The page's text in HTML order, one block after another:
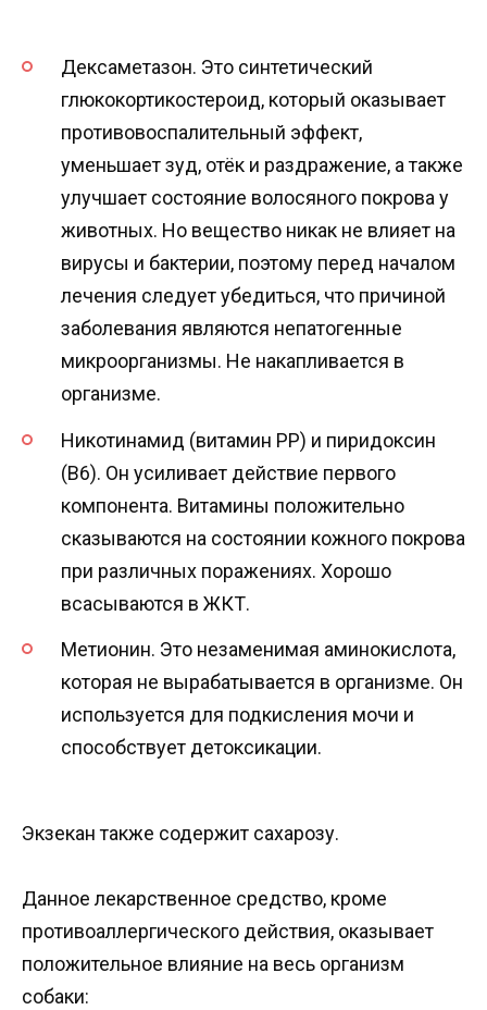
Дексаметазон. Это синтетический
глюкокортикостероид, который оказывает
противовоспалительный эффект,
уменьшает зуд, отёк и раздражение, а также
улучшает состояние волосяного покрова у
животных. Но вещество никак не влияет на
вирусы и бактерии, поэтому перед началом
лечения следует убедиться, что причиной
заболевания являются непатогенные
микроорганизмы. Не накапливается в
организме.
Никотинамид (витамин РР) и пиридоксин
(В6). Он усиливает действие первого
компонента. Витамины положительно
сказываются на состоянии кожного покрова
при различных поражениях. Хорошо
всасываются в ЖКТ.
Метионин. Это незаменимая аминокислота,
которая не вырабатывается в организме. Он
используется для подкисления мочи и
способствует детоксикации.
Экзекан также содержит сахарозу.
Данное лекарственное средство, кроме
противоаллергического действия, оказывает
положительное влияние на весь организм
собаки: